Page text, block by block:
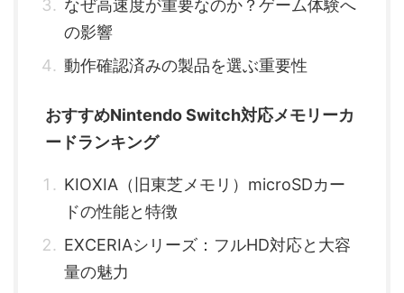
なぜ高速度が重要なのか？ゲーム体験へ
の影響
動作確認済みの製品を選ぶ重要性
おすすめNintendo Switch対応メモリーカ
ードランキング
KIOXIA（旧東芝メモリ）microSDカー
ドの性能と特徴
EXCERIAシリーズ：フルHD対応と大容
量の魅力